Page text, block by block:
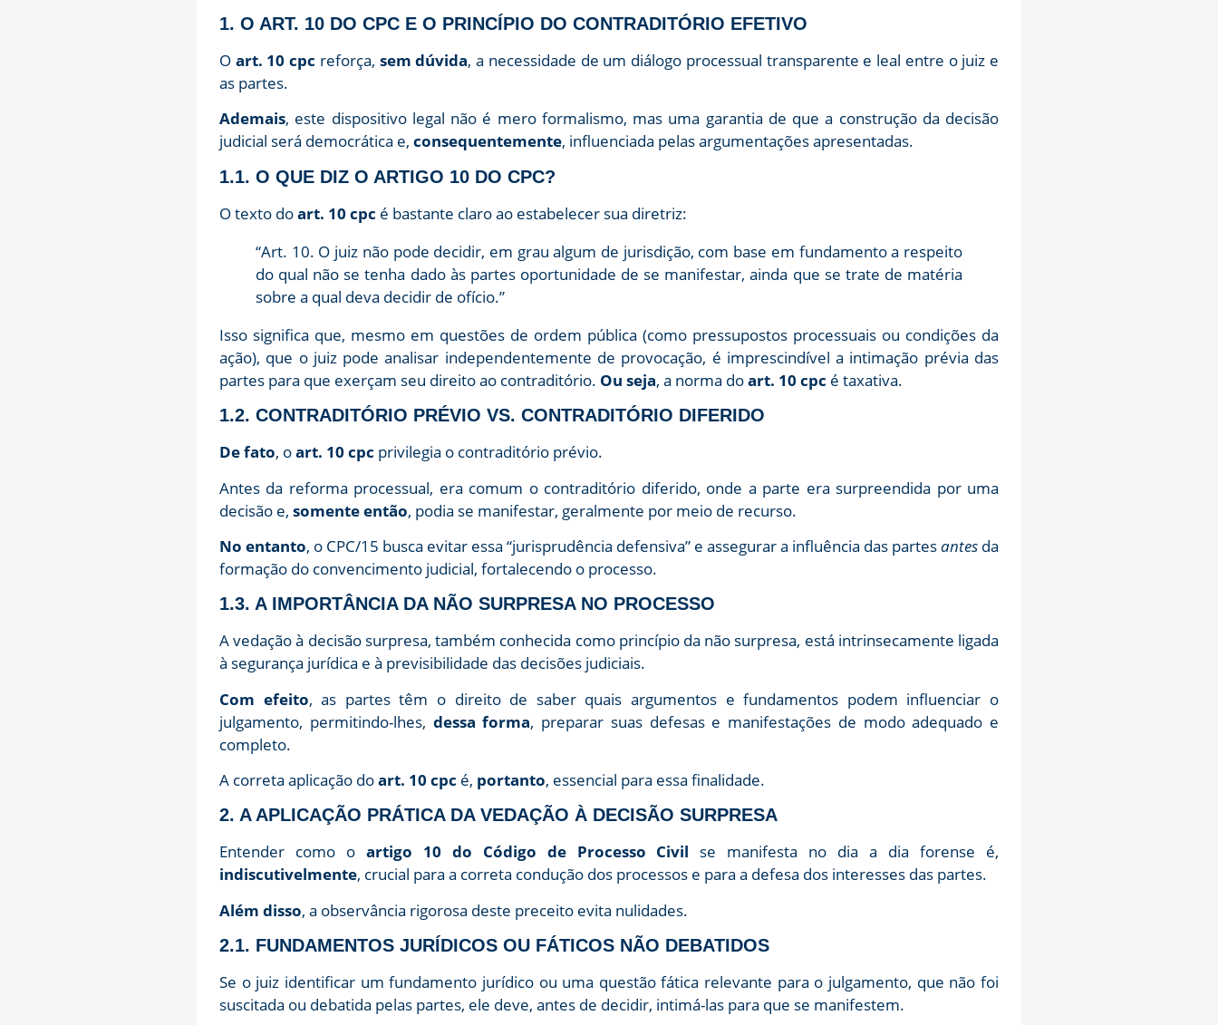
1. O ART. 10 DO CPC E O PRINCÍPIO DO CONTRADITÓRIO EFETIVO
O art. 10 cpc reforça, sem dúvida, a necessidade de um diálogo processual transparente e leal entre o juiz e
as partes.
Ademais, este dispositivo legal não é mero formalismo, mas uma garantia de que a construção da decisão
judicial será democrática e, consequentemente, influenciada pelas argumentações apresentadas.
1.1. O QUE DIZ O ARTIGO 10 DO CPC?
O texto doart. 10 cpc é bastante claro ao estabelecer sua diretriz:
“Art. 10. O juiz não pode decidir, em grau algum de jurisdição, com base em fundamento a respeito
do qual não se tenha dado às partes oportunidade de se manifestar, ainda que se trate de matéria
sobre a qual deva decidir de ofício.”
Isso significa que, mesmo em questões de ordem pública (como pressupostos processuais ou condições da
ação), que o juiz pode analisar independentemente de provocação, é imprescindível a intimação prévia das
partes para que exerçam seu direito ao contraditório. Ou seja, a norma doart. 10 cpc é taxativa.
1.2. CONTRADITÓRIO PRÉVIO VS. CONTRADITÓRIO DIFERIDO
De fato, oart. 10 cpc privilegia o contraditório prévio.
Antes da reforma processual, era comum o contraditório diferido, onde a parte era surpreendida por uma
decisão e, somente então, podia se manifestar, geralmente por meio de recurso.
No entanto, o CPC/15 busca evitar essa “jurisprudência defensiva” e assegurar a influência das partesantes da
formação do convencimento judicial, fortalecendo o processo.
1.3. A IMPORTÂNCIA DA NÃO SURPRESA NO PROCESSO
A vedação à decisão surpresa, também conhecida como princípio da não surpresa, está intrinsecamente ligada
à segurança jurídica e à previsibilidade das decisões judiciais.
Com efeito, as partes têm o direito de saber quais argumentos e fundamentos podem influenciar o
julgamento, permitindo-lhes, dessa forma, preparar suas defesas e manifestações de modo adequado e
completo.
A correta aplicação doart. 10 cpc é, portanto, essencial para essa finalidade.
2. A APLICAÇÃO PRÁTICA DA VEDAÇÃO À DECISÃO SURPRESA
Entender como o artigo 10 do Código de Processo Civil se manifesta no dia a dia forense é,
indiscutivelmente, crucial para a correta condução dos processos e para a defesa dos interesses das partes.
Além disso, a observância rigorosa deste preceito evita nulidades.
2.1. FUNDAMENTOS JURÍDICOS OU FÁTICOS NÃO DEBATIDOS
Se o juiz identificar um fundamento jurídico ou uma questão fática relevante para o julgamento, que não foi
suscitada ou debatida pelas partes, ele deve, antes de decidir, intimá-las para que se manifestem.